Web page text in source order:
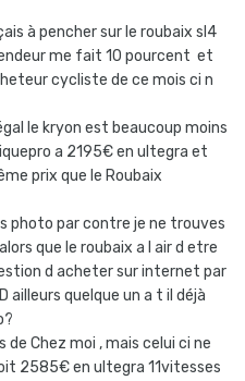
à pencher sur le roubaix sl4
me fait 10 pourcent et
cycliste de ce mois ci n
le kryon est beaucoup moins
a 2195€ en ultegra et
prix que le Roubaix
photo par contre je ne trouves
que le roubaix a l air d etre
d acheter sur internet par
ailleurs quelque un a t il déjà
Chez moi , mais celui ci ne
2585€ en ultegra 11vitesses